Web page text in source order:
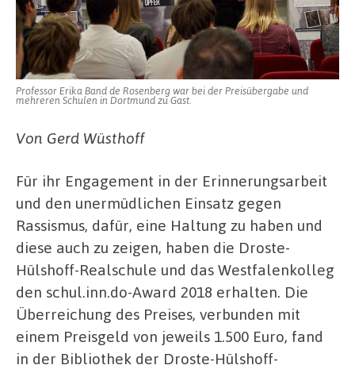
der
Professor Erika Band de Rosenberg war bei der Preisübergabe und
mehreren Schulen in Dortmund zu Gast.
Von Gerd Wüsthoff
Für ihr Engagement in der Erinnerungsarbeit
und den unermüdlichen Einsatz gegen
Rassismus, dafür, eine Haltung zu haben und
diese auch zu zeigen, haben die Droste-
Hülshoff-Realschule und das Westfalenkolleg
den schul.inn.do-Award 2018 erhalten. Die
Überreichung des Preises, verbunden mit
einem Preisgeld von jeweils 1.500 Euro, fand
in der Bibliothek der Droste-Hülshoff-